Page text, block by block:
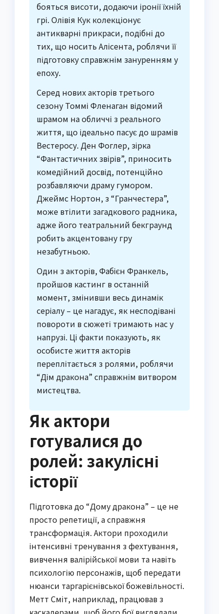
бояться висоти, додаючи іронії їхній
грі. Олівія Кук колекціонує
антикварні прикраси, подібні до
тих, що носить Алісента, роблячи її
підготовку справжнім зануренням у
епоху.
Серед нових акторів третього
сезону Томмі Фленаган відомий
шрамом на обличчі з реального
життя, що ідеально пасує до шрамів
Вестеросу. Ден Фоглер, зірка
“Фантастичних звірів”, приносить
комедійний досвід, потенційно
розбавляючи драму гумором.
Джеймс Нортон, з “Гранчестера”,
може втілити загадкового радника,
адже його театральний бекграунд
робить акцентовану гру
незабутньою.
Один з акторів, Фабієн Франкель,
пройшов кастинг в останній
момент, змінивши весь динамік
серіалу – це нагадує, як несподівані
повороти в сюжеті тримають нас у
напрузі. Ці факти показують, як
особисте життя акторів
переплітається з ролями, роблячи
“Дім дракона” справжнім витвором
мистецтва.
Як актори
готувалися до
ролей: закулісні
історії
Підготовка до “Дому дракона” – це не
просто репетиції, а справжня
трансформація. Актори проходили
інтенсивні тренування з фехтування,
вивчення валірійської мови та навіть
психологію персонажів, щоб передати
нюанси таргарієнівської божевільності.
Метт Сміт, наприклад, працював з